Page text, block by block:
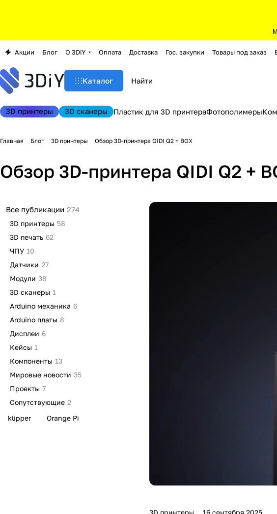
Акции Блог О 3DiY Оплата Доставка Гос. закупки Товары под заказ
Каталог
3D принтеры 3D сканеры Пластик для 3D принтераФотополимеры
Главная Блог 3D принтеры Обзор 3D-принтера QIDI Q2 + BOX
Обзор 3D-принтера QIDI Q2 +
3D принтеры 16 сентября 2025
Все публикации 274
3D принтеры 58
3D печать 62
ЧПУ 10
Датчики 27
Модули 38
3D сканеры 1
Arduino механика 6
Arduino платы 8
Дисплеи 6
Кейсы 1
Компоненты 13
Мировые новости 35
Проекты 7
Сопутствующие 2
klipper
Orange Pi